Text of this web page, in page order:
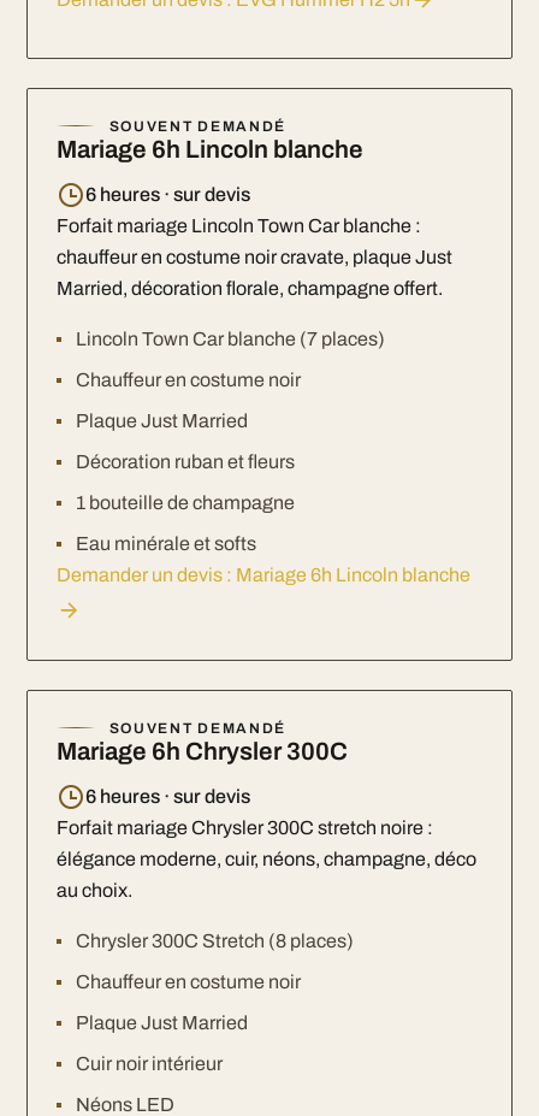
SOUVENT DEMANDÉ
Mariage 6h Lincoln blanche
6 heures · sur devis
Forfait mariage Lincoln Town Car blanche :
chauffeur en costume noir cravate, plaque Just
Married, décoration florale, champagne offert.
Lincoln Town Car blanche (7 places)
Chauffeur en costume noir
Plaque Just Married
Décoration ruban et fleurs
1 bouteille de champagne
Eau minérale et softs
Demander un devis : Mariage 6h Lincoln blanche
SOUVENT DEMANDÉ
Mariage 6h Chrysler 300C
6 heures · sur devis
Forfait mariage Chrysler 300C stretch noire :
élégance moderne, cuir, néons, champagne, déco
au choix.
Chrysler 300C Stretch (8 places)
Chauffeur en costume noir
Plaque Just Married
Cuir noir intérieur
Néons LED